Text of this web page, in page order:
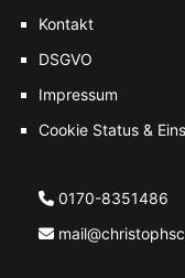
Kontakt
DSGVO
Impressum
Cookie Status &
0170-8351486